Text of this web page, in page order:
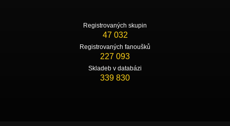
Registrovaných skupin
47 032
Registrovaných fanoušků
227 093
Skladeb v databázi
339 830